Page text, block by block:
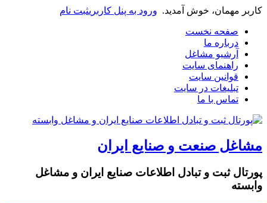
خوش آمدید.ورود به پنل کاربریثبت نام
نخست
ما
مشاغل
سایت
سایت
در سایت
با ما
صنعت و صنایع ایران
ثبت و تبادل اطلاعات صنایع ایران و مشاغل